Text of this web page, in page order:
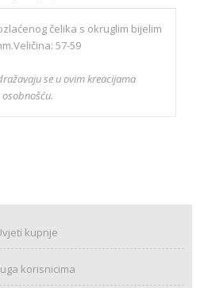
čelika s okruglim bijelim
57-59
se u ovim kreacijama
kupnje
korisnicima